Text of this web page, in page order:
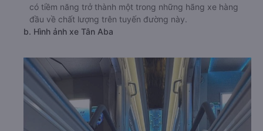
có tiềm năng trở thành một trong những hãng xe hàng
đầu về chất lượng trên tuyến đường này.
b. Hình ảnh xe Tân Aba